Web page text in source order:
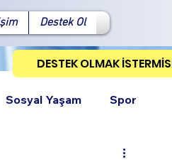
Destek Ol
DESTEK OLMAK
Sosyal Yaşam Spor